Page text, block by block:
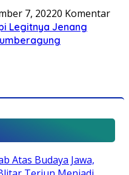
7, 20220 Komentar
Legitnya Jenang